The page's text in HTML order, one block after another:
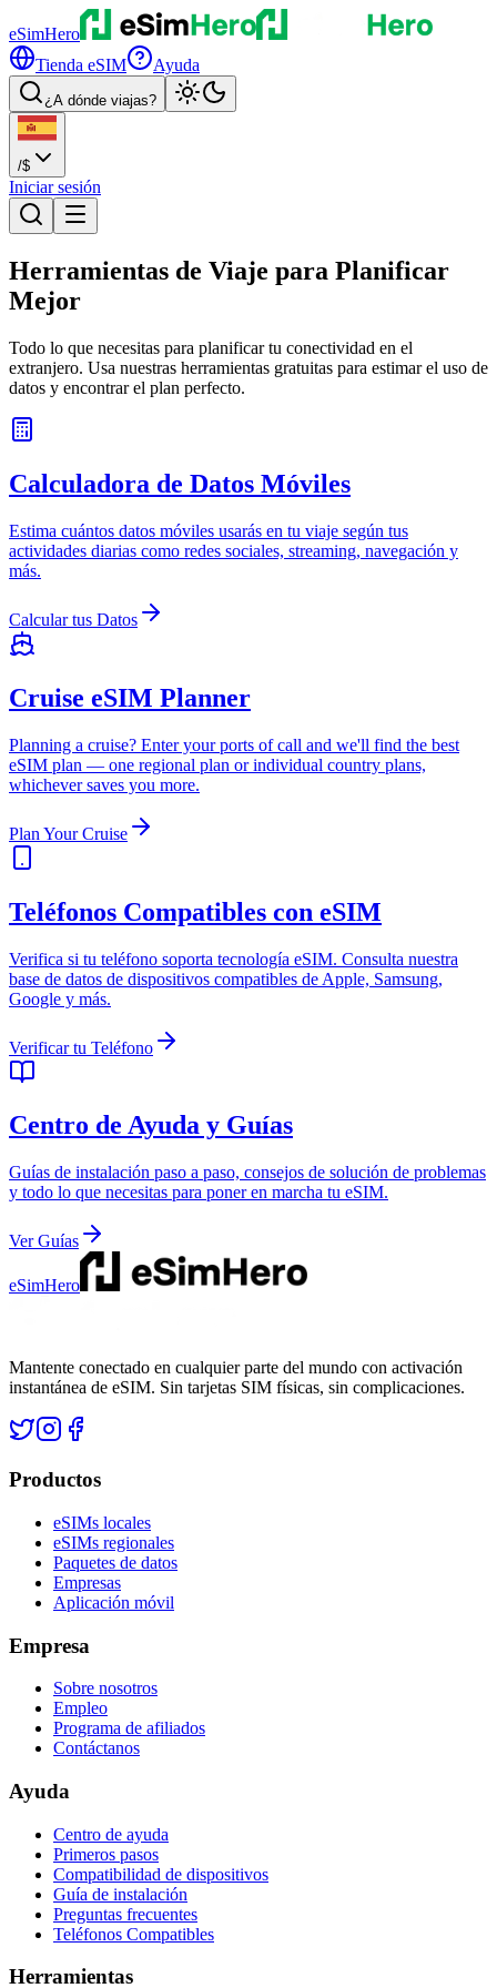
eSimHero
Tienda eSIM
Ayuda
¿A dónde viajas?
/$
Iniciar sesión
Herramientas de Viaje para Planificar
Mejor
Todo lo que necesitas para planificar tu conectividad en el
extranjero. Usa nuestras herramientas gratuitas para estimar el uso de
datos y encontrar el plan perfecto.
Calculadora de Datos Móviles
Estima cuántos datos móviles usarás en tu viaje según tus
actividades diarias como redes sociales, streaming, navegación y
más.
Calcular tus Datos
Cruise eSIM Planner
Planning a cruise? Enter your ports of call and we'll find the best
eSIM plan — one regional plan or individual country plans,
whichever saves you more.
Plan Your Cruise
Teléfonos Compatibles con eSIM
Verifica si tu teléfono soporta tecnología eSIM. Consulta nuestra
base de datos de dispositivos compatibles de Apple, Samsung,
Google y más.
Verificar tu Teléfono
Centro de Ayuda y Guías
Guías de instalación paso a paso, consejos de solución de problemas
y todo lo que necesitas para poner en marcha tu eSIM.
Ver Guías
eSimHero
Mantente conectado en cualquier parte del mundo con activación
instantánea de eSIM. Sin tarjetas SIM físicas, sin complicaciones.
Productos
eSIMs locales
eSIMs regionales
Paquetes de datos
Empresas
Aplicación móvil
Empresa
Sobre nosotros
Empleo
Programa de afiliados
Contáctanos
Ayuda
Centro de ayuda
Primeros pasos
Compatibilidad de dispositivos
Guía de instalación
Preguntas frecuentes
Teléfonos Compatibles
Herramientas